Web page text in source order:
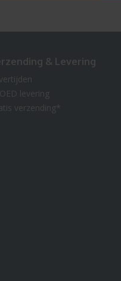
& Levering
levering
verzending*